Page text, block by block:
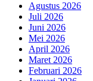
Agustus 2026
Juli 2026
Juni 2026
Mei 2026
April 2026
Maret 2026
Februari 2026